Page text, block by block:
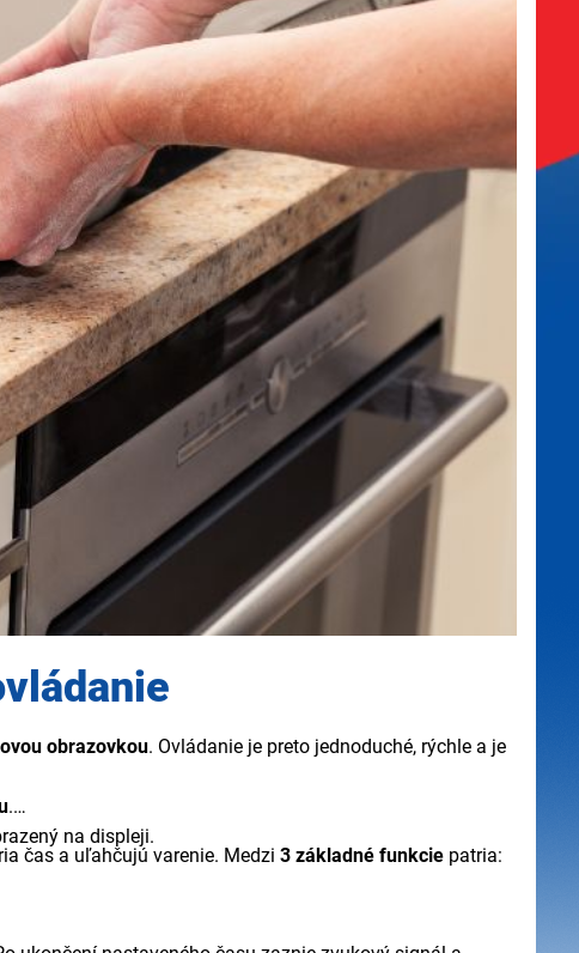
obrazovkou. Ovládanie je preto jednoduché, rýchle a je
.
na displeji.
čas a uľahčujú varenie. Medzi 3 základné funkcie patria: